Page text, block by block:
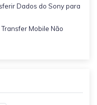
Dados do Sony para
Mobile Não